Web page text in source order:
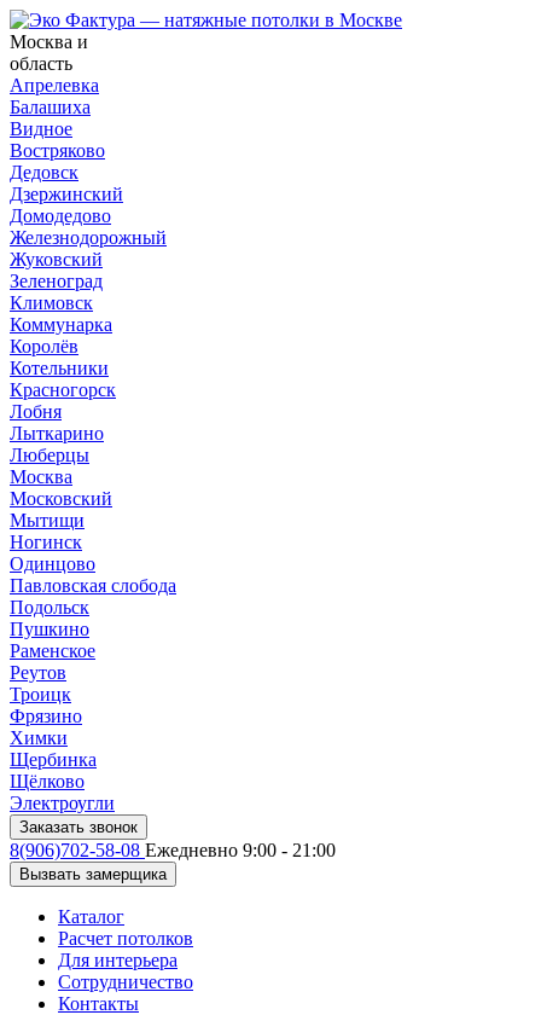
Москва и
область
Апрелевка
Балашиха
Видное
Востряково
Дедовск
Дзержинский
Домодедово
Железнодорожный
Жуковский
Зеленоград
Климовск
Коммунарка
Королёв
Котельники
Красногорск
Лобня
Лыткарино
Люберцы
Москва
Московский
Мытищи
Ногинск
Одинцово
Павловская слобода
Подольск
Пушкино
Раменское
Реутов
Троицк
Фрязино
Химки
Щербинка
Щёлково
Электроугли
Заказать звонок
8(906)702-58-08 Ежедневно 9:00 - 21:00
Вызвать замерщика
Каталог
Расчет потолков
Для интерьера
Сотрудничество
Контакты